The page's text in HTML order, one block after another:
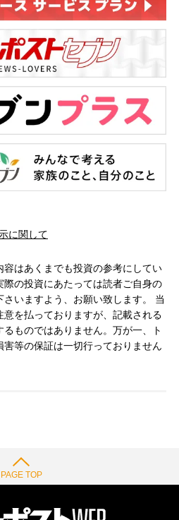
に関して
はあくまでも投資の参考にしてい
の投資にあたっては読者ご自身の
いますよう、お願い致します。 当
を払っておりますが、記載される
ものではありません。万が一、ト
等の保証は一切行っておりません
PAGE TOP